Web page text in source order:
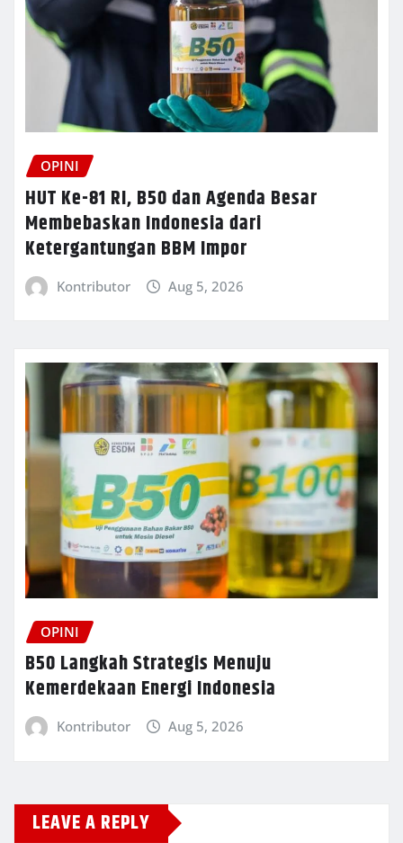
OPINI
HUT Ke-81 RI, B50 dan Agenda Besar
Membebaskan Indonesia dari
Ketergantungan BBM Impor
Kontributor Aug 5, 2026
OPINI
B50 Langkah Strategis Menuju
Kemerdekaan Energi Indonesia
Kontributor Aug 5, 2026
LEAVE A REPLY